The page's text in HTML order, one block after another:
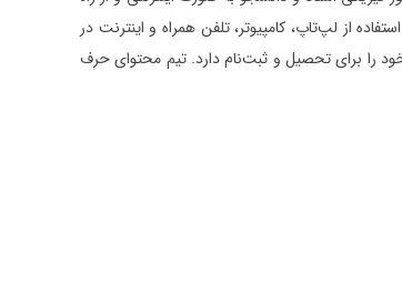
از لپ‌تاپ، کامپیوتر، تلفن همراه و اینترنت در
را برای تحصیل و ثبت‌نام دارد. تیم محتوای حرف